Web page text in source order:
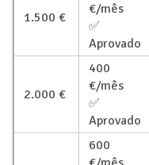
1.500 €
€/mês
✅
Aprovado
2.000 €
400
€/mês
✅
Aprovado
600